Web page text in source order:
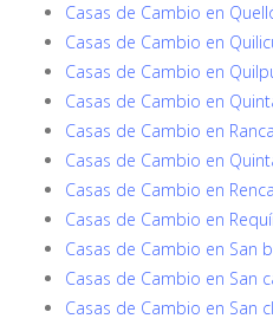
Casas de Cambio en
Casas de Cambio en
Casas de Cambio en
Casas de Cambio en
Casas de Cambio en
Casas de Cambio en
Casas de Cambio en
Casas de Cambio en
Casas de Cambio en San
Casas de Cambio en San
Casas de Cambio en San